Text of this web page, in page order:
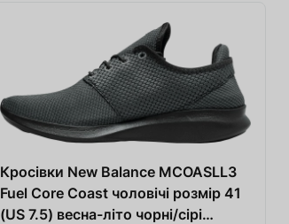
Кросівки New Balance MCOASLL3
Fuel Core Coast чоловічі розмір 41
(US 7.5) весна-літо чорні/сірі